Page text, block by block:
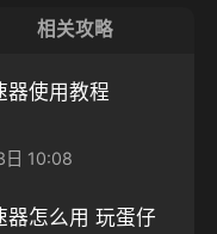
相关攻略
器使用教程
10:08
器怎么用 玩蛋仔